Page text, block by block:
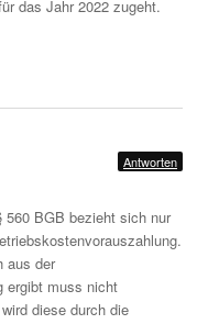
das Jahr 2022 zugeht.
Antworten
560 BGB bezieht sich nur
aus der
ergibt muss nicht
diese durch die